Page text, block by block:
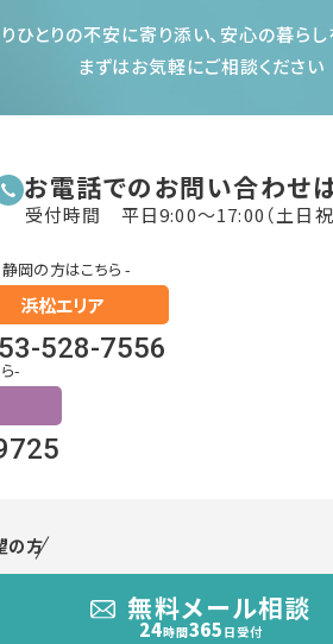
ひとりの不安に寄り添い、安心の暮ら
まずはお気軽にご相談ください
お電話でのお問い合わせ
受付時間 平日9:00〜17:00（土日祝
岡の方はこちら -
浜松エリア
528-7556
-
の方
無料メール相談
24時間365 日受付